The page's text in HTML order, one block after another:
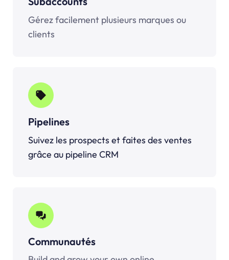
Gérez facilement plusieurs marques ou
clients
Pipelines
Suivez les prospects et faites des ventes
grâce au pipeline CRM
Communautés